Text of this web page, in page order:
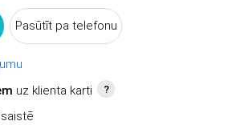
Pasūtīt pa telefonu
uz klienta karti ?